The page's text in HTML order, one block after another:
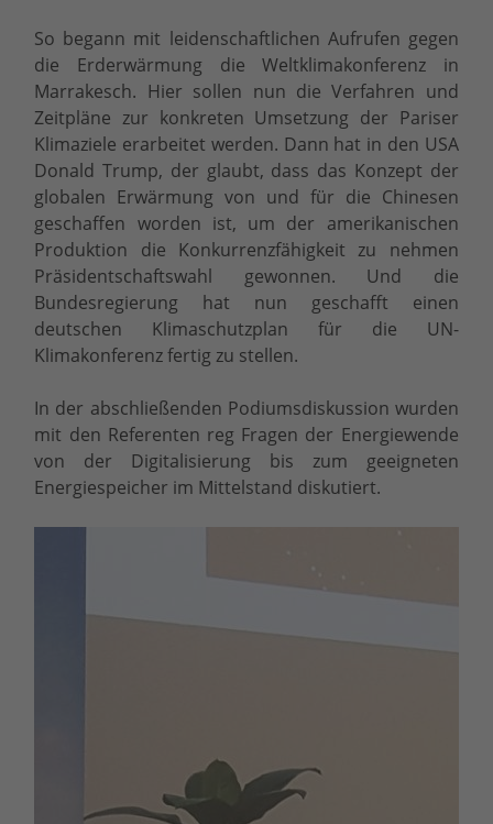
So begann mit leidenschaftlichen Aufrufen gegen
die Erderwärmung die Weltklimakonferenz in
Marrakesch. Hier sollen nun die Verfahren und
Zeitpläne zur konkreten Umsetzung der Pariser
Klimaziele erarbeitet werden. Dann hat in den USA
Donald Trump, der glaubt, dass das Konzept der
globalen Erwärmung von und für die Chinesen
geschaffen worden ist, um der amerikanischen
Produktion die Konkurrenzfähigkeit zu nehmen
Präsidentschaftswahl gewonnen. Und die
Bundesregierung hat nun geschafft einen
deutschen Klimaschutzplan für die UN-
Klimakonferenz fertig zu stellen.
In der abschließenden Podiumsdiskussion wurden
mit den Referenten reg Fragen der Energiewende
von der Digitalisierung bis zum geeigneten
Energiespeicher im Mittelstand diskutiert.